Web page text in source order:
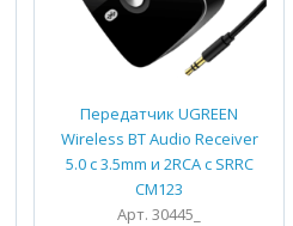
Передатчик UGREEN
Wireless BT Audio Receiver
5.0 с 3.5mm и 2RCA с SRRC
CM123
Арт. 30445_